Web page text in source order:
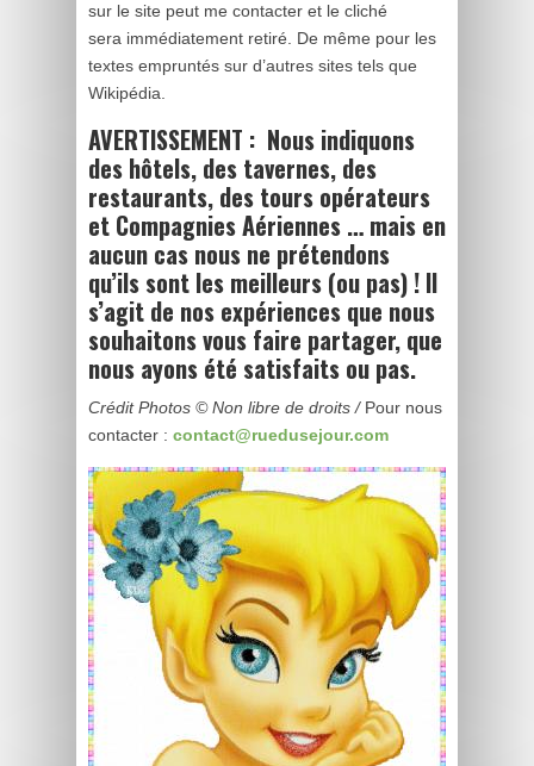
sur le site peut me contacter et le cliché
sera immédiatement retiré. De même pour les
textes empruntés sur d’autres sites tels que
Wikipédia.
AVERTISSEMENT : Nous indiquons
des hôtels, des tavernes, des
restaurants, des tours opérateurs
et Compagnies Aériennes … mais en
aucun cas nous ne prétendons
qu’ils sont les meilleurs (ou pas) ! Il
s’agit de nos expériences que nous
souhaitons vous faire partager, que
nous ayons été satisfaits ou pas.
Crédit Photos © Non libre de droits / Pour nous
contacter : contact@ruedusejour.com